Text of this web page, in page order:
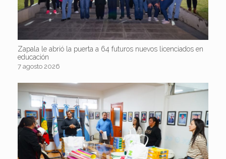
Zapala le abrió la puerta a 64 futuros nuevos licenciados en
educación
7 agosto 2026